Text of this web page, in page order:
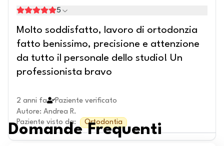
5
Molto soddisfatto, lavoro di ortodonzia
fatto benissimo, precisione e attenzione
da tutto il personale dello studio! Un
professionista bravo
2 anni fa
Paziente verificato
Autore: Andrea R.
Paziente visto da: Ortodontia
Domande Frequenti